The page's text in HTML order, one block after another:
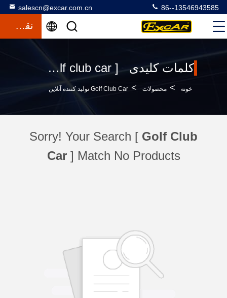
salescn@excar.com.cn 86--13546943585
نقل قول
کلمات کلیدی [ golf club car ] مطابقت 0 محصولات
خونه > محصولات > Golf Club Car تولید کننده آنلاین
Sorry! Your Search [ Golf Club
Car] Match No Products